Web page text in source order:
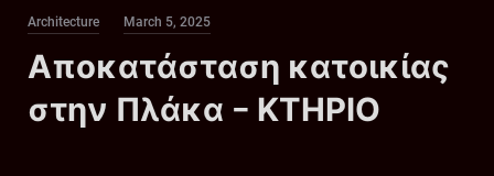
Category
Architecture
Posted
March 5, 2025
Αποκατάσταση κατοικίας
στην Πλάκα – ΚΤΗΡΙΟ